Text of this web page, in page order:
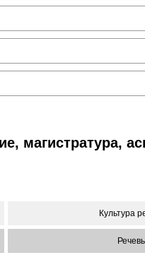
магистратура,
Культура